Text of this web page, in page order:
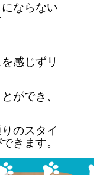
ならない
感じずリ
ができ、
のスタイ
きます。